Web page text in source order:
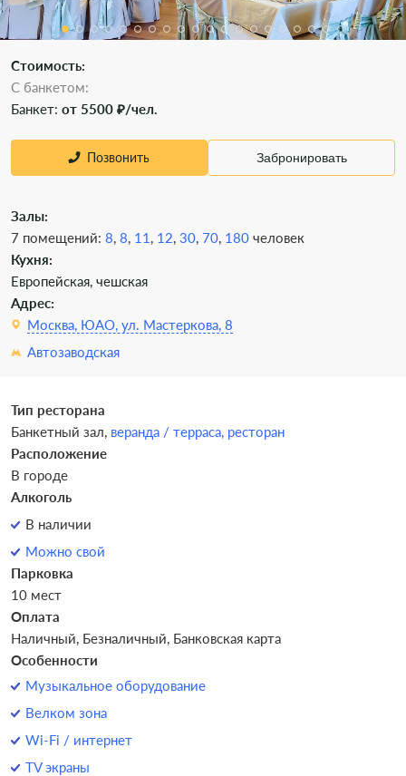
Стоимость:
С банкетом:
Банкет: от 5500 ₽/чел.
Позвонить Забронировать
Залы:
7 помещений: 8, 8, 11 , 12, 30, 70, 180 человек
Кухня:
Европейская, чешская
Адрес:
Москва, ЮАО, ул. Мастеркова, 8
Автозаводская
Тип ресторана
Банкетный зал, веранда / терраса, ресторан
Расположение
В городе
Алкоголь
В наличии
Можно свой
Парковка
10 мест
Оплата
Наличный, Безналичный, Банковская карта
Особенности
Музыкальное оборудование
Велком зона
Wi-Fi / интернет
TV экраны